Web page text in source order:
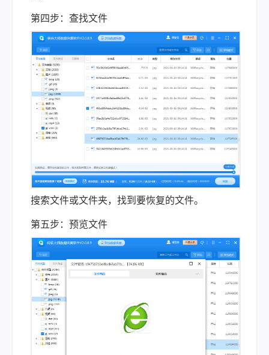
第四步：查找文件
搜索文件或文件夹，找到要恢复的文件。
第五步：预览文件